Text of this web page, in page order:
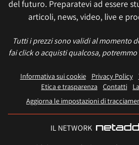
del futuro. Preparatevi ad essere
articoli, news, video, live e
Tutti i prezzi sono validi al momento
fai click o acquisti qualcosa,
Informativa sui cookie Privacy Policy
Etica e trasparenza Contatti
Aggiorna le impostazioni di
IL NETWORK